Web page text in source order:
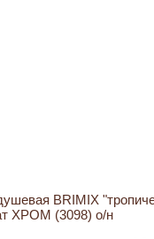
BRIMIX
ХРОМ (3098) о/н